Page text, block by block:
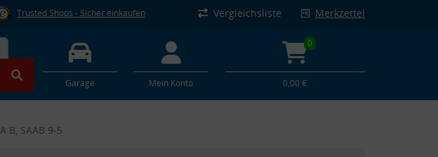
Trusted Shops - Sicher einkaufen Vergleichsliste Merkzettel
Garage Mein Konto
0
0,00 €
B, SAAB 9-5